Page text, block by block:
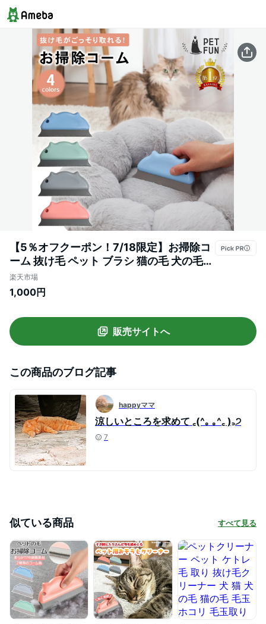
【5％オフクーポン！7/18限定】お掃除コ
ーム 抜け毛 ペット ブラシ 猫の毛 犬の毛
抜け毛取り クリーナー 抜け毛クリーナー
ペットの毛 猫グッズ 猫用品 ペット用品 掃
り 換毛期 便利 ペット抜け毛 PETFUN ペッ
トファン
楽天市場
1,000円
販売サイトへ
この商品のブログ記事
happyママ
涼しいところを求めて ꜀(^｡ ｡^꜀ )꜆੭
7
似ている商品 すべて見る